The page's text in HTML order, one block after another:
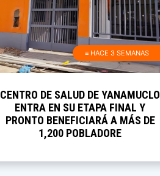
≡ HACE 3 SEMANAS
CENTRO DE SALUD DE YANAMUCLO
ENTRA EN SU ETAPA FINAL Y
PRONTO BENEFICIARÁ A MÁS DE
1,200 POBLADORE